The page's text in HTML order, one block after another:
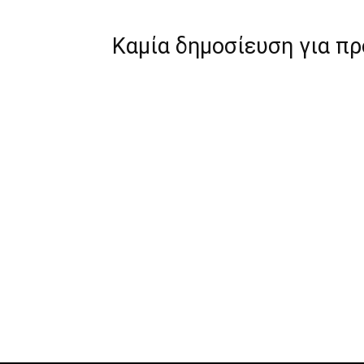
Καμία δημοσίευση για